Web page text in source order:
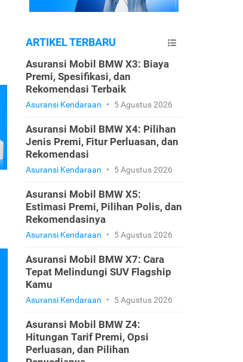
ARTIKEL TERBARU
Asuransi Mobil BMW X3: Biaya
Premi, Spesifikasi, dan
Rekomendasi Terbaik
Asuransi Kendaraan • 5 Agustus 2026
Asuransi Mobil BMW X4: Pilihan
Jenis Premi, Fitur Perluasan, dan
Rekomendasi
Asuransi Kendaraan • 5 Agustus 2026
Asuransi Mobil BMW X5:
Estimasi Premi, Pilihan Polis, dan
Rekomendasinya
Asuransi Kendaraan • 5 Agustus 2026
Asuransi Mobil BMW X7: Cara
Tepat Melindungi SUV Flagship
Kamu
Asuransi Kendaraan • 5 Agustus 2026
Asuransi Mobil BMW Z4:
Hitungan Tarif Premi, Opsi
Perluasan, dan Pilihan